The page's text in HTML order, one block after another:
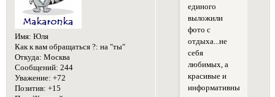
Имя: Юля
Как к вам обращаться ?: на "ты"
Откуда: Москва
Сообщений: 244
Уважение: +72
Позитив: +15
единого
выложили
фото с
отдыха...не
себя
любимых, а
красивые и
информативные